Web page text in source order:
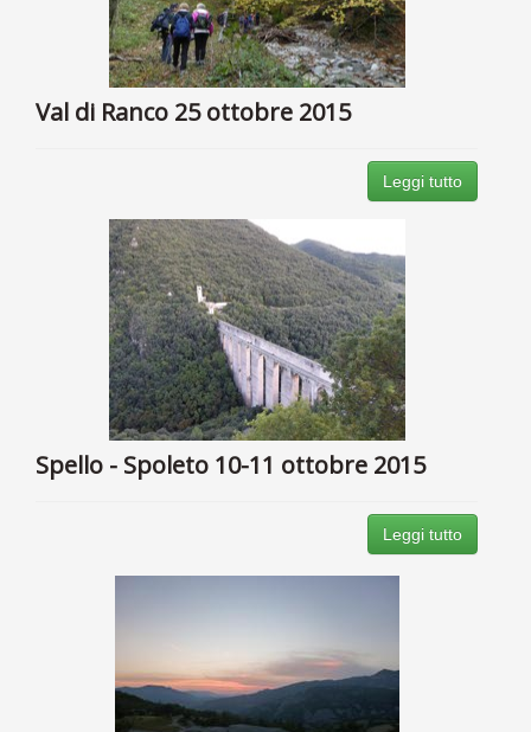
Val di Ranco 25 ottobre 2015
Leggi tutto
Spello - Spoleto 10-11 ottobre 2015
Leggi tutto